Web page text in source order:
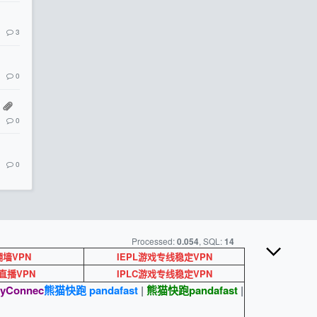
3
0
0
0
Processed:0.054, SQL:14
墙VPN
IEPL游戏专线稳定VPN
播VPN IPLC游戏专线稳定VPN
熊猫快跑 pandafast | 熊猫快跑pandafast |